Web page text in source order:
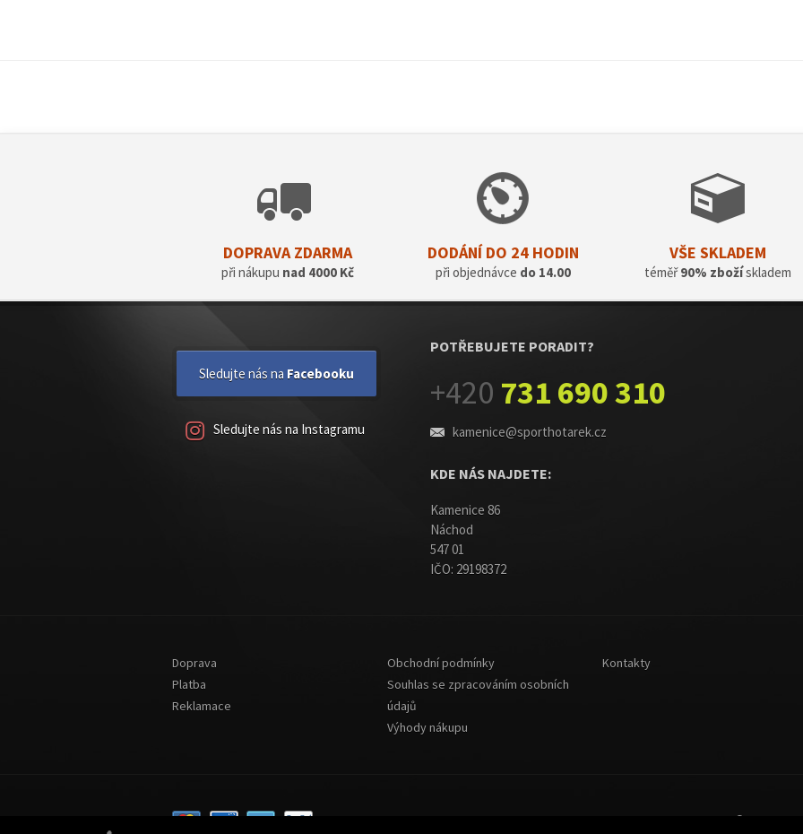
DOPRAVA ZDARMA
při nákupu nad 4000 Kč
DODÁNÍ DO 24 HODIN
při objednávce do 14.00
VŠE SKLADEM
téměř90% zbožískladem
Sledujte nás na Facebooku
Sledujte nás na Instagramu
POTŘEBUJETE PORADIT?
+420 731 690 310
kamenice@sporthotarek.cz
KDE NÁS NAJDETE:
Kamenice 86
Náchod
547 01
IČO: 29198372
Doprava
Platba
Reklamace
Obchodní podmínky
Souhlas se zpracováním osobních
údajů
Výhody nákupu
Kontakty
© 2013-2026